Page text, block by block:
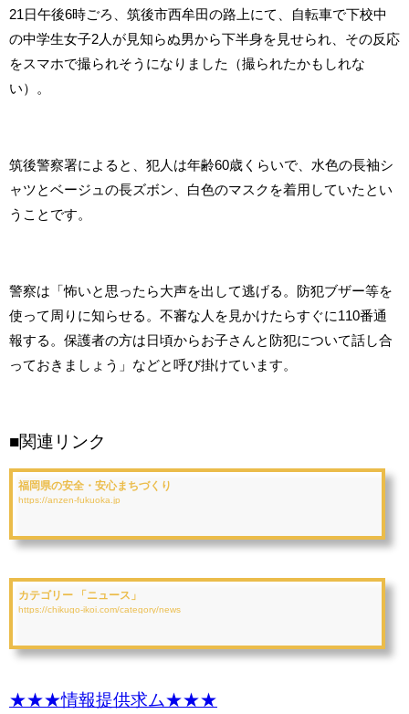
21日午後6時ごろ、筑後市西牟田の路上にて、自転車で下校中
の中学生女子2人が見知らぬ男から下半身を見せられ、その反応
をスマホで撮られそうになりました（撮られたかもしれな
い）。
筑後警察署によると、犯人は年齢60歳くらいで、水色の長袖シ
ャツとベージュの長ズボン、白色のマスクを着用していたとい
うことです。
警察は「怖いと思ったら大声を出して逃げる。防犯ブザー等を
使って周りに知らせる。不審な人を見かけたらすぐに110番通
報する。保護者の方は日頃からお子さんと防犯について話し合
っておきましょう」などと呼び掛けています。
■関連リンク
福岡県の安全・安心まちづくり
https://anzen-fukuoka.jp
カテゴリー 「ニュース」
https://chikugo-ikoi.com/category/news
★★★情報提供求ム★★★